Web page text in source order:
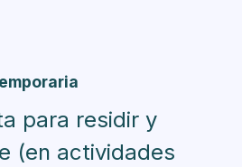
para residir y
(en actividades